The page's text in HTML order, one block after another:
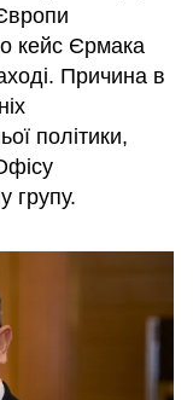
кейс Єрмака
Причина в
політики,
групу.